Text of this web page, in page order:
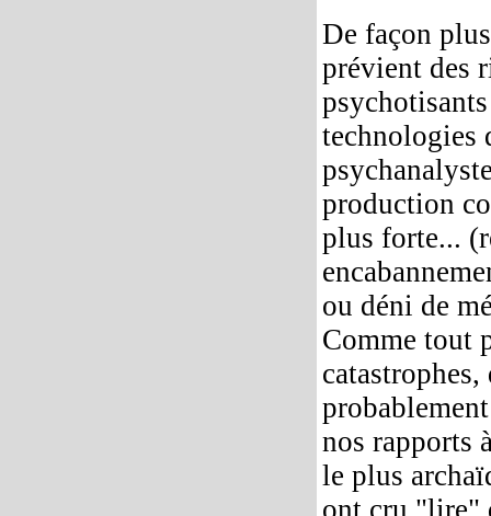
De façon
prévient des
technologies
production
plus forte...
ou déni de
Comme tout
nos rapports
le plus
ont cru "lire"